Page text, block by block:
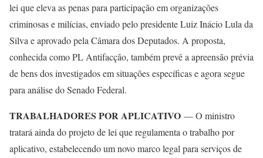
lei que eleva as penas para participação em organizações
criminosas e milícias, enviado pelo presidente Luiz Inácio Lula da
Silva e aprovado pela Câmara dos Deputados. A proposta,
conhecida como PL Antifacção, também prevê a apreensão prévia
de bens dos investigados em situações específicas e agora segue
para análise do Senado Federal.
TRABALHADORES POR APLICATIVO — O ministro
tratará ainda do projeto de lei que regulamenta o trabalho por
aplicativo, estabelecendo um novo marco legal para serviços de